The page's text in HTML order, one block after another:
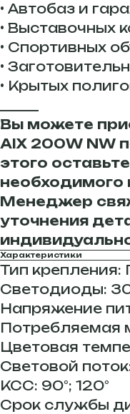
• Автобаз и
• Выставочных
• Спортивных
•
• Крытых
Вы можете
AIX 200W NW
этого
необходимого
Менеджер
уточнения
Характеристики
Тип крепления:
Светодиоды:
Напряжение
Потребляемая
Цветовая
Световой
КСС: 90°; 120°
Срок службы